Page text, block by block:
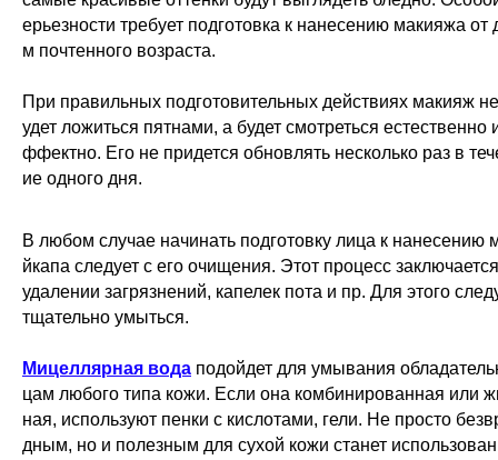
ерьезности требует подготовка к нанесению макияжа от
м почтенного возраста.
При правильных подготовительных действиях макияж
удет ложиться пятнами, а будет смотреться естественно
ффектно. Его не придется обновлять несколько раз в
ие одного дня.
В любом случае начинать подготовку лица к нанесению
йкапа следует с его очищения. Этот процесс
удалении загрязнений, капелек пота и пр. Для этого
тщательно умыться.
Мицеллярная вода подойдет для умывания
цам любого типа кожи. Если она комбинированная или
ная, используют пенки с кислотами, гели. Не просто
дным, но и полезным для сухой кожи станет